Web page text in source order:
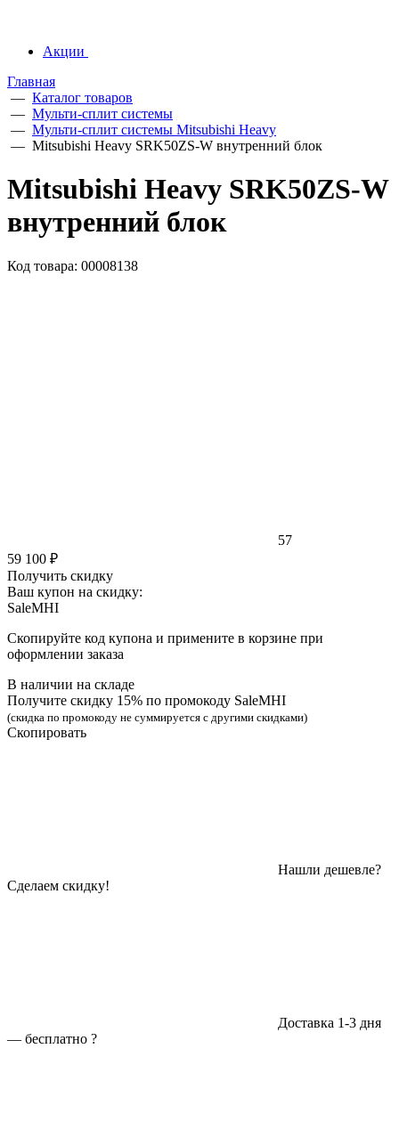
Акции
Главная
— Каталог товаров
— Мульти-сплит системы
— Мульти-сплит системы Mitsubishi Heavy
— Mitsubishi Heavy SRK50ZS-W внутренний блок
Mitsubishi Heavy SRK50ZS-W
внутренний блок
Код товара: 00008138
57
59 100 ₽
Получить скидку
Ваш купон на скидку:
SaleMHI
Скопируйте код купона и примените в корзине при
оформлении заказа
В наличии на складе
Получите скидку 15% по промокоду SaleMHI
(скидка по промокоду не суммируется с другими скидками)
Скопировать
Нашли дешевле?
Сделаем скидку!
Доставка 1-3 дня
— бесплатно ?